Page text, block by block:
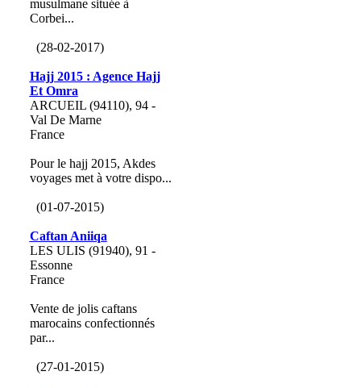
musulmane située à
Corbei...
(28-02-2017)
Hajj 2015 : Agence Hajj
Et Omra
ARCUEIL (94110), 94 -
Val De Marne
France
Pour le hajj 2015, Akdes
voyages met à votre dispo...
(01-07-2015)
Caftan Aniiqa
LES ULIS (91940), 91 -
Essonne
France
Vente de jolis caftans
marocains confectionnés
par...
(27-01-2015)